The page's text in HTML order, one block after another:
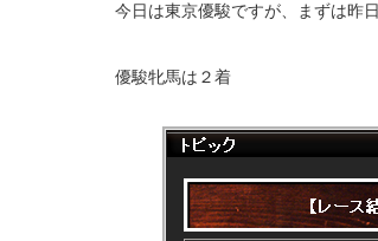
今日は東京優駿ですが、まずは昨
優駿牝馬は２着